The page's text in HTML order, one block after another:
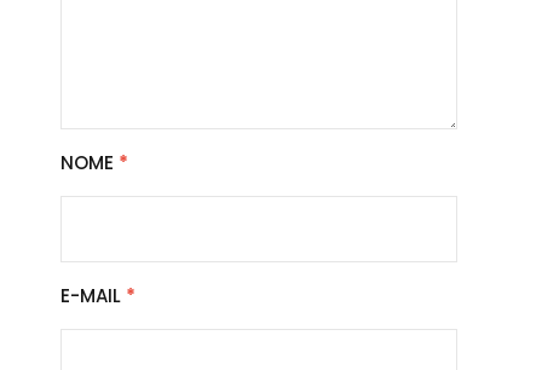
NOME *
E-MAIL *